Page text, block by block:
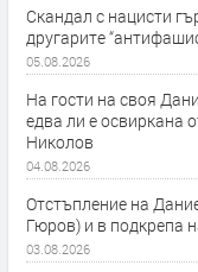
Скандал с нацисти
другарите
05.08.2026
На гости на своя
едва ли е освиркана
Николов
04.08.2026
Отстъпление на
Гюров) и в подкрепа
03.08.2026